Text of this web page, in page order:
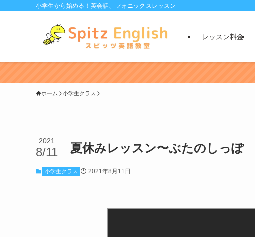
小学生から始める！英会話、フォニックスレッスン
レッスン料金
ホーム 小学生クラス
夏休みレッスン〜ぶたのしっぽ
2021
8/11
小学生クラス 2021年8月11日